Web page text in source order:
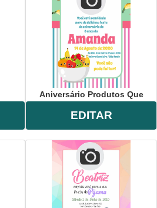
Aniversário Produtos Que
EDITAR